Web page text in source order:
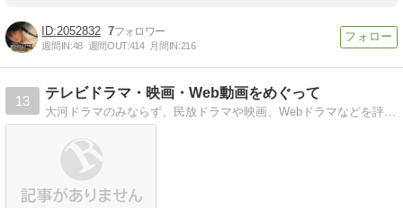
2052832 7
週間IN:48 週間OUT:414 月間IN:216
13
テレビドラマ・映画・Web動画をめぐって
大河ドラマのみならず、民放ドラマや映画、Webドラマなどを評論。｢名作｣の再評価も積極的に試みたいと思います。